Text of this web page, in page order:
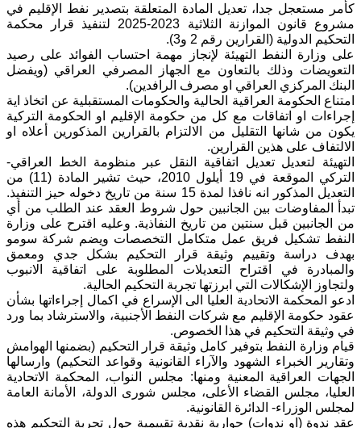
كأمر مستعجل جدا، تعديل المادة المتعلقة بتصدير نفط الإقليم في
مشروع قانون الموازنة الثلاثية 2023-2025 لتنفيذ قرار محكمة
التحكيم الدولية (القرارين رقم 2 و3).
على وزارة النفط التهيئة لإنجاز مهمة احتساب الفوائد على رصيد
التعويضات وذلك بالتعاون مع الجهاز المصرفي العراقي (ويفضل
البنك المركزي العراقي او مصرف الرافدين).
امتناع الحكومة العراقية الحالية والحكومات المستقبلية عن اتخاذ اية
إجراءات او اتفاقات مع كل من حكومة الإقليم او الحكومة التركية
يكون من شانها التقليل من الالتزام بالقرارين المذكورين أعلاه او
الالتفاف على هذين القرارين.
التهيئة لتعديل تعديل اتفاقية النقل عبر منظومة الخط العراقي-
التركي الموقعة في 19 أيلول 2010، حيث تشير المادة (11) من
التعديل المذكور انه نافذا لمدة 15 سنة من تاريخ دخوله حيز التنفيذ.
تبدأ المفاوضات بين الجانبين حول شروط العقد عند الطلب من أي
من الجانبين قبل سنتين من تاريخ النفاذية. وعليه اقترح على وزارة
النفط تشكيل فريق عمل متكامل التخصصات ويضم شركة سومو
بهدف دراسة وتقييم وثيقة قرار التحكيم بشكل جدي ومعمق
والمبادرة في اقتراح التعديلات المطلوبة على اتفاقية الانبوب
ولتجاوز الإشكالات التي ابرزتها تجربة التحكيم الحالية.
ادعو المحكمة الاتحادية العليا الى الإسراع في اكمال إجراءاتها بشأن
عقود حكومة الإقليم مع شركات النفط الأجنبية، والاسترشاد بما ورد
في وثيقة التحكيم في هذا الخصوص.
قيام وزارة النفط بتوفير كامل وثيقة قرار التحكيم (بضمنها الهوامش
وتقارير الخبراء الشهود والآراء القانونية وقواعد التحكيم) وارسالها
الجهات العراقية المعنية ومنها: مجلس النواب، المحكمة الاتحادية
العليا، مجلس القضاء الأعلى، مجلس شورى الدولة، الأمانة العامة
لمجلس الوزراء- الدائرة القانونية.
عقد ندوة (او ندوات) حوارية نقدية تقييمية حول تجربة التحكيم هذه